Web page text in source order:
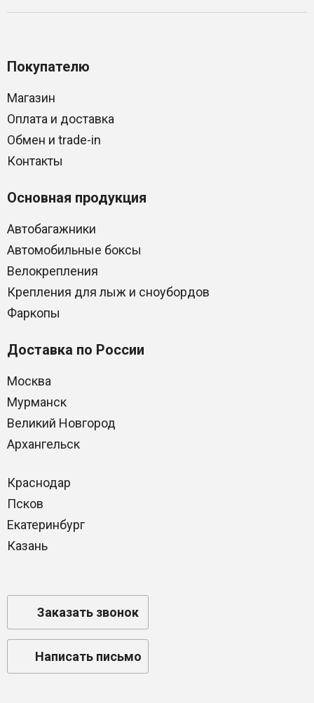
Покупателю
Магазин
Оплата и доставка
Обмен и trade-in
Контакты
Основная продукция
Автобагажники
Автомобильные боксы
Велокрепления
Крепления для лыж и сноубордов
Фаркопы
Доставка по России
Москва
Мурманск
Великий Новгород
Архангельск
Краснодар
Псков
Екатеринбург
Казань
Заказать звонок
Написать письмо